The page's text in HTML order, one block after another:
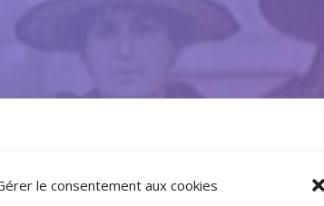
le consentement aux cookies